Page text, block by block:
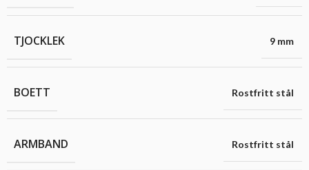
TJOCKLEK 9 mm
BOETT Rostfritt stål
ARMBAND Rostfritt stål